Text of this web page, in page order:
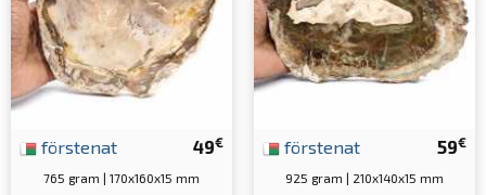
49€
förstenat
765 gram | 170x160x15 mm
59€
förstenat
925 gram | 210x140x15 mm